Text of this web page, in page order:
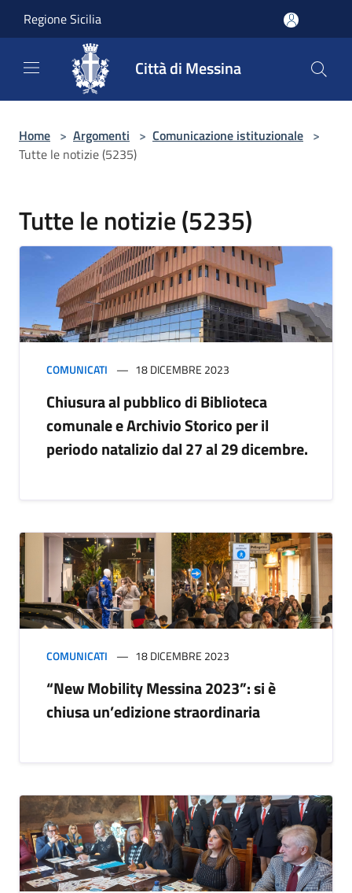
Regione Sicilia
Città di Messina
Home > Argomenti > Comunicazione istituzionale >
Tutte le notizie (5235)
Tutte le notizie (5235)
COMUNICATI 18 DICEMBRE 2023
Chiusura al pubblico di Biblioteca
comunale e Archivio Storico per il
periodo natalizio dal 27 al 29 dicembre.
COMUNICATI 18 DICEMBRE 2023
“New Mobility Messina 2023”: si è
chiusa un’edizione straordinaria